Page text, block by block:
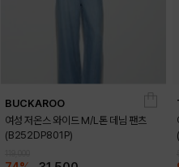
BUCKAROO
여성 저온스 와이드 M/L톤 데님 팬츠
(B252DP801P)